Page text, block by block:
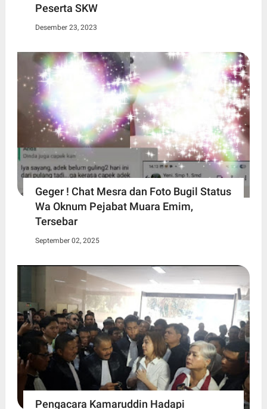
Peserta SKW
Desember 23, 2023
Geger ! Chat Mesra dan Foto Bugil Status
Wa Oknum Pejabat Muara Emim,
Tersebar
September 02, 2025
Pengacara Kamaruddin Hadapi